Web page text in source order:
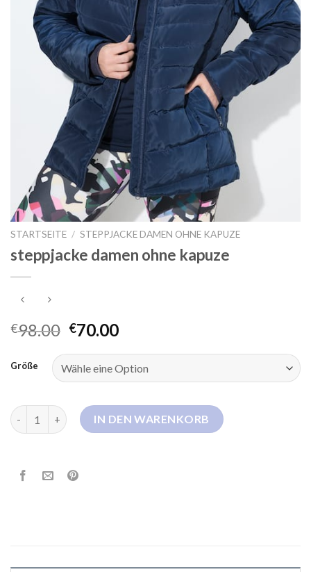
STARTSEITE / STEPPJACKE DAMEN OHNE KAPUZE
steppjacke damen ohne kapuze
€98.00 €70.00
Größe
steppjacke damen ohne kapuze Menge
IN DEN WARENKORB